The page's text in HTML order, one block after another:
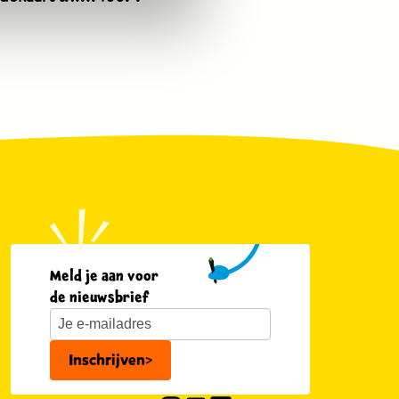
Meld je aan voor
de nieuwsbrief
Inschrijven>